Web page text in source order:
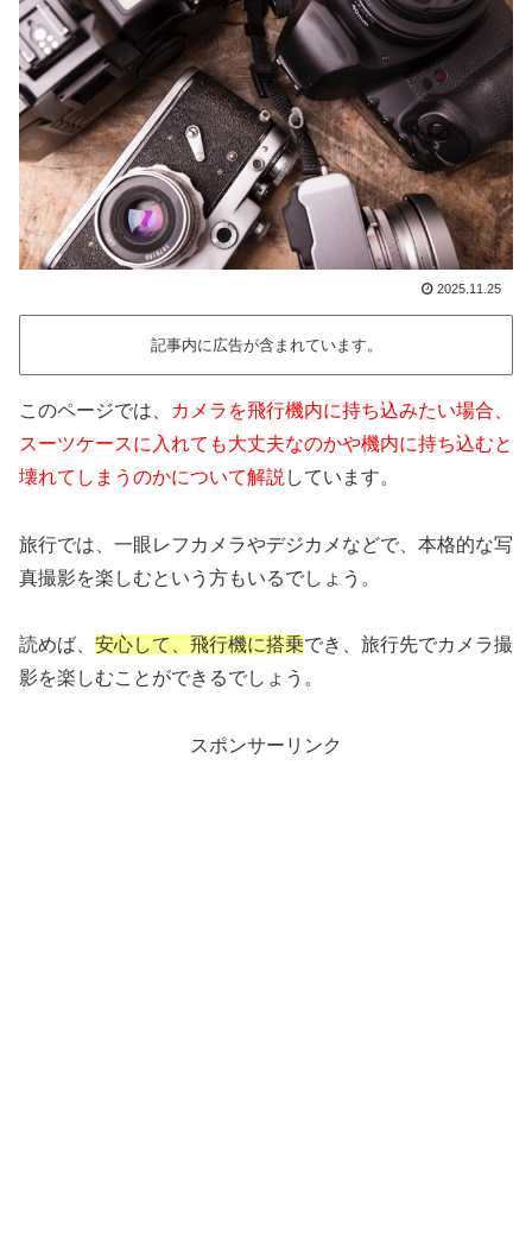
2025.11.25
記事内に広告が含まれています。
このページでは、
カメラを飛行機内に持ち込みたい場合、
スーツケースに入れても大丈夫なのかや機内に持ち込むと
壊れてしまうのかについて解説 しています。
旅行では、一眼レフカメラやデジカメなどで、本格的な写
真撮影を楽しむという方もいるでしょう。
読めば、 安心して、飛行機に搭乗でき、旅行先でカメラ撮
影を楽しむことができるでしょう。
スポンサーリンク